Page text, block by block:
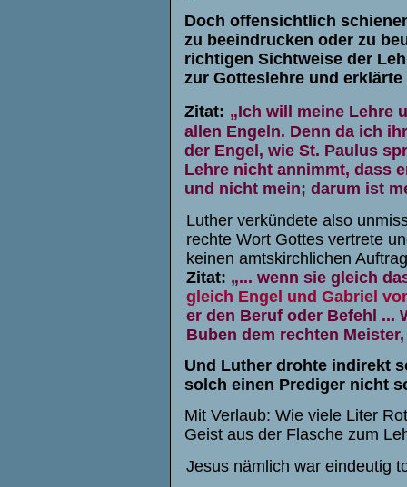
Doch offensichtlich
zu beeindrucken oder zu
richtigen Sichtweise der
zur Gotteslehre und
Zitat: „Ich will meine Lehre
allen Engeln. Denn da ich
der Engel, wie St. Paulus
Lehre nicht annimmt, dass
und nicht mein; darum ist
Luther verkündete also
rechte Wort Gottes vertrete
keinen amtskirchlichen
Zitat: „... wenn sie gleich
gleich Engel und Gabriel
er den Beruf oder Befehl ...
Buben dem rechten
Und Luther drohte indirekt
solch einen Prediger nicht
Mit Verlaub: Wie viele Liter
Geist aus der Flasche zum
Jesus nämlich war eindeutig